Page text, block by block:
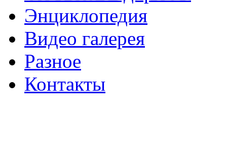
Энциклопедия
Видео галерея
Разное
Контакты